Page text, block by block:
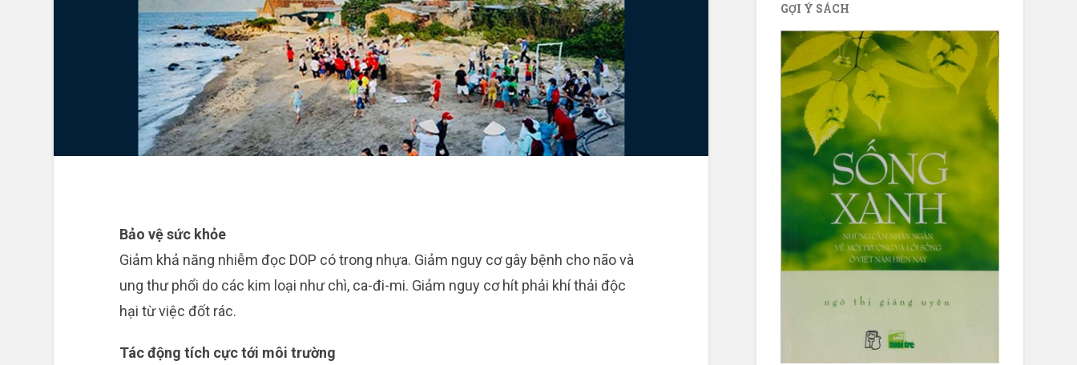
Bảo vệ sức khỏe
Giảm khả năng nhiễm đọc DOP có trong nhựa. Giảm nguy cơ gây bệnh cho não và
ung thư phổi do các kim loại như chì, ca-đi-mi. Giảm nguy cơ hít phải khí thải độc
hại từ việc đốt rác.
Tác động tích cực tới môi trường
GỢI Ý SÁCH